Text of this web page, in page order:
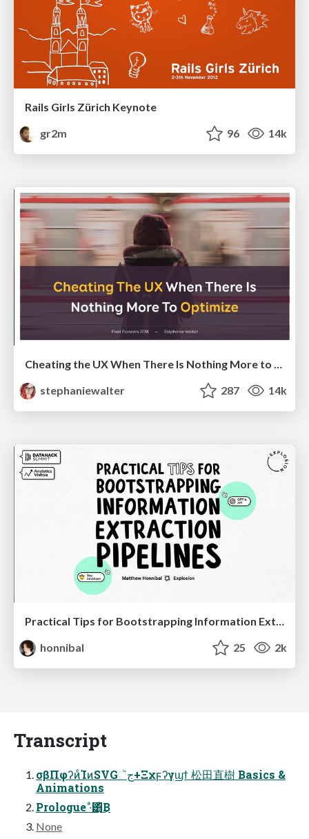
Rails Girls Zürich Keynote
gr2m
96 14k
Cheating the UX When There Is Nothing More to Optimize - PixelPioneers
stephaniewalter
287 14k
Practical Tips for Bootstrapping Information Extraction Pipelines
honnibal
25 2k
Transcript
σβΠφʔͷͨΊͷSVGجૅ+Ξχϝʔγϣϯ 松⽥直樹 Basics &
Animations
Prologue ·ͣ͸ͪ͜Β
None